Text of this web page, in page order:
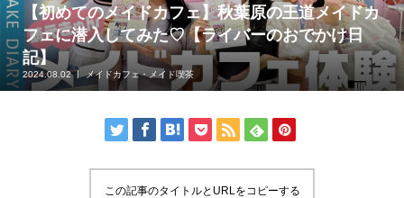
【初めてのメイドカフェ】秋葉原の王道メイドカ
フェに潜入してみた♡【ライバーのおでかけ日
記】
2024.08.02 メイドカフェ・メイド喫茶
この記事のタイトルとURLをコピーする